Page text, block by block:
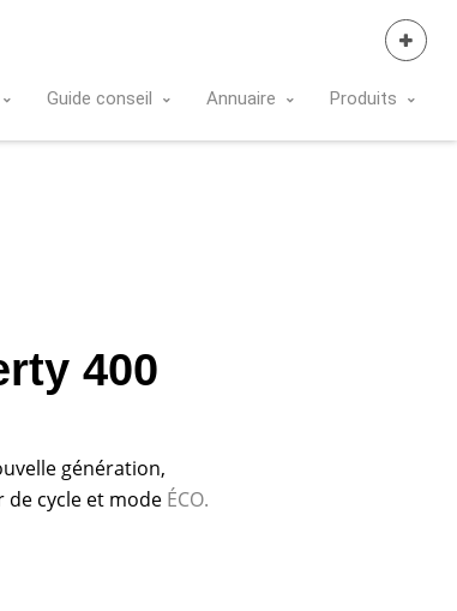
Guide conseil Annuaire Produits
400
génération,
de cycle et mode ÉCO.